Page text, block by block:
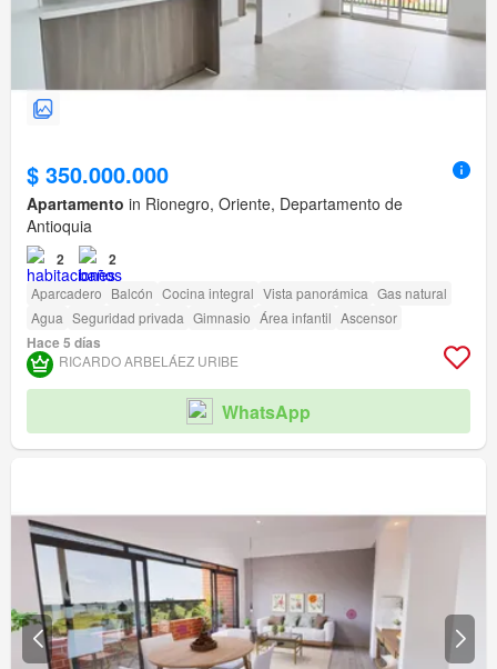
$ 350.000.000
Apartamento in Rionegro, Oriente, Departamento de
Antioquia
2 2
Aparcadero Balcón Cocina integral Vista panorámica Gas natural
Agua Seguridad privada Gimnasio Área infantil Ascensor
Hace 5 días
RICARDO ARBELÁEZ URIBE
WhatsApp